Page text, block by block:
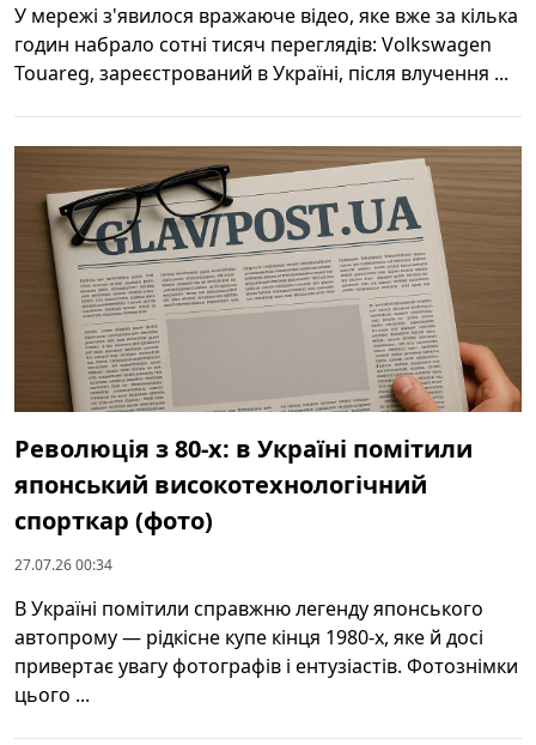
У мережі з'явилося вражаюче відео, яке вже за кілька
годин набрало сотні тисяч переглядів: Volkswagen
Touareg, зареєстрований в Україні, після влучення ...
Революція з 80-х: в Україні помітили
японський високотехнологічний
спорткар (фото)
27.07.26 00:34
В Україні помітили справжню легенду японського
автопрому — рідкісне купе кінця 1980-х, яке й досі
привертає увагу фотографів і ентузіастів. Фотознімки
цього ...